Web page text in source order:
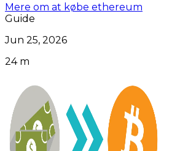
Mere om at købe ethereum
Guide
Jun 25, 2026
24 m